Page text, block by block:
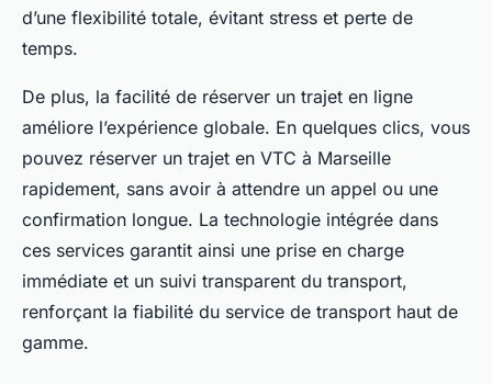
d’une flexibilité totale, évitant stress et perte de
temps.
De plus, la facilité de réserver un trajet en ligne
améliore l’expérience globale. En quelques clics, vous
pouvez réserver un trajet en VTC à Marseille
rapidement, sans avoir à attendre un appel ou une
confirmation longue. La technologie intégrée dans
ces services garantit ainsi une prise en charge
immédiate et un suivi transparent du transport,
renforçant la fiabilité du service de transport haut de
gamme.